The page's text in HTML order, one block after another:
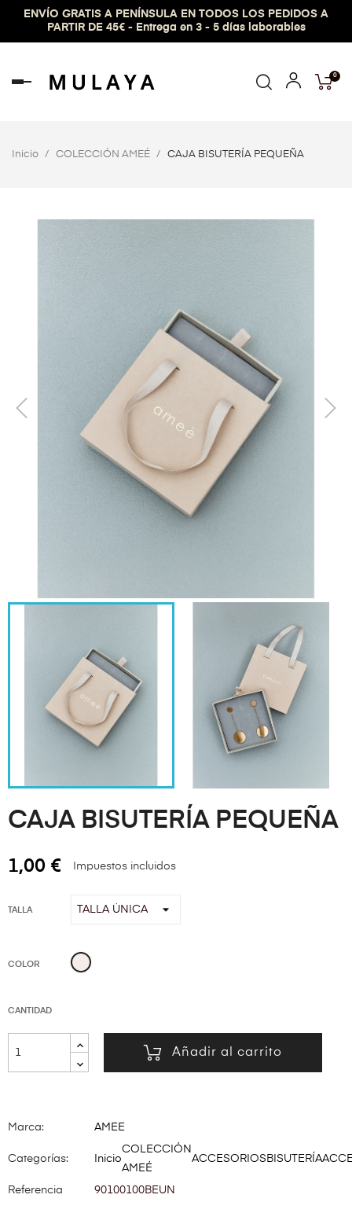
ENVÍO GRATIS A PENÍNSULA EN TODOS LOS PEDIDOS A
PARTIR DE 45€ - Entrega en 3 - 5 días laborables
Navegación
0
Inicio COLECCIÓN AMEÉ CAJA BISUTERÍA PEQUEÑA
CAJA BISUTERÍA PEQUEÑA
1,00 € Impuestos incluidos
TALLA
COLOR Beige
CANTIDAD
Añadir al carrito
Marca: AMEE
Categorías: Inicio
COLECCIÓN
AMEÉ
ACCESORIOS BISUTERÍA
Referencia 90100100BEUN